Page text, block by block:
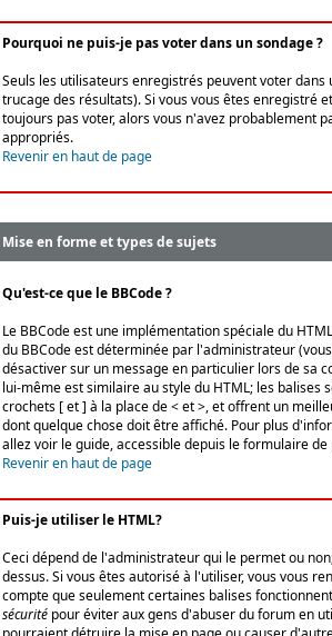
Pourquoi ne puis-je pas voter dans un sondage ?
Seuls les utilisateurs enregistrés peuvent voter dans
trucage des résultats). Si vous vous êtes enregistré
toujours pas voter, alors vous n'avez probablement
appropriés.
Revenir en haut de page
Mise en forme et types de sujets
Qu'est-ce que le BBCode ?
Le BBCode est une implémentation spéciale du
du BBCode est déterminée par l'administrateur
désactiver sur un message en particulier lors de sa
lui-même est similaire au style du HTML; les balises
crochets [ et ] à la place de < et >, et offrent un
dont quelque chose doit être affiché. Pour plus
allez voir le guide, accessible depuis le formulaire
Revenir en haut de page
Puis-je utiliser le HTML?
Ceci dépend de l'administrateur qui le permet ou
dessus. Si vous êtes autorisé à l'utiliser, vous vous
compte que seulement certaines balises
sécurité pour éviter aux gens d'abuser du forum en